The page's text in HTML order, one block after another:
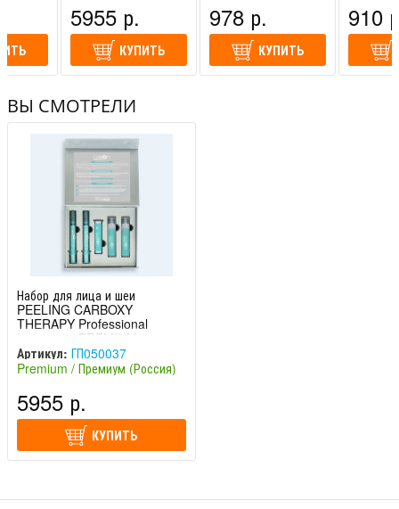
5955 р.
КУПИТЬ
978 р.
КУПИТЬ
910
ВЫ СМОТРЕЛИ
Набор для лица и шеи
PEELING CARBOXY
THERAPY Professional
Intensive / PREMIUM
Артикул: ГП050037
Premium / Премиум (Россия)
5955 р.
КУПИТЬ